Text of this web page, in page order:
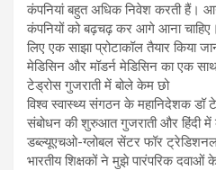
कंपनियां बहुत अधिक निवेश करती हैं।
कंपनियों को बढ़चढ़ कर आगे आना चाहिए।
लिए एक साझा प्रोटाकॉल तैयार किया
मेडिसिन और मॉडर्न मेडिसिन का एक
टेड्रोस गुजराती में बोले केम छो
विश्व स्वास्थ्य संगठन के महानिदेशक
संबोधन की शुरुआत गुजराती और हिंदी
डब्ल्यूएचओ-ग्लोबल सेंटर फॉर ट्रेडिशनल
भारतीय शिक्षकों ने मुझे पारंपरिक